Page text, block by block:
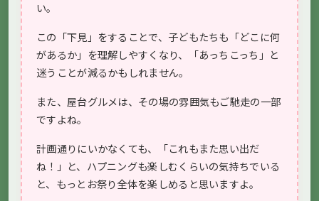
い。
この「下見」をすることで、子どもたちも「どこに何
があるか」を理解しやすくなり、「あっちこっち」と
迷うことが減るかもしれません。
また、屋台グルメは、その場の雰囲気もご馳走の一部
ですよね。
計画通りにいかなくても、「これもまた思い出だ
ね！」と、ハプニングも楽しむくらいの気持ちでいる
と、もっとお祭り全体を楽しめると思いますよ。